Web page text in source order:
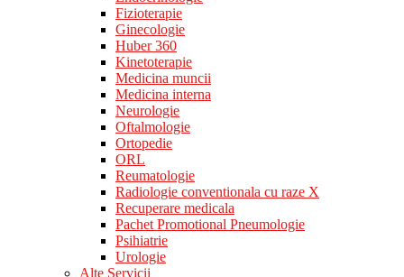
Fizioterapie
Ginecologie
Huber 360
Kinetoterapie
Medicina muncii
Medicina interna
Neurologie
Oftalmologie
Ortopedie
ORL
Reumatologie
Radiologie conventionala cu raze X
Recuperare medicala
Pachet Promotional Pneumologie
Psihiatrie
Urologie
Alte Servicii